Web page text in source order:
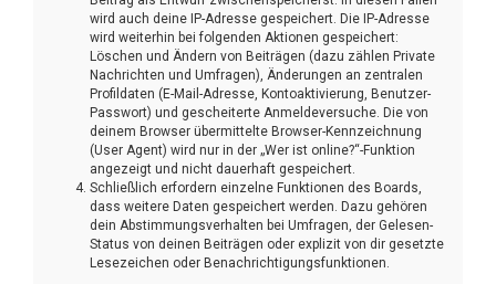
wird auch deine IP-Adresse gespeichert. Die IP-Adresse
wird weiterhin bei folgenden Aktionen gespeichert:
Löschen und Ändern von Beiträgen (dazu zählen Private
Nachrichten und Umfragen), Änderungen an zentralen
Profildaten (E-Mail-Adresse, Kontoaktivierung, Benutzer-
Passwort) und gescheiterte Anmeldeversuche. Die von
deinem Browser übermittelte Browser-Kennzeichnung
(User Agent) wird nur in der „Wer ist online?“-Funktion
angezeigt und nicht dauerhaft gespeichert.
Schließlich erfordern einzelne Funktionen des Boards,
dass weitere Daten gespeichert werden. Dazu gehören
dein Abstimmungsverhalten bei Umfragen, der Gelesen-
Status von deinen Beiträgen oder explizit von dir gesetzte
Lesezeichen oder Benachrichtigungsfunktionen.